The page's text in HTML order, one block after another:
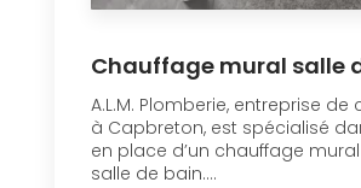
Chauffage mural salle
A.L.M. Plomberie, entreprise de
à Capbreton, est spécialisé
en place d’un chauffage
salle de bain....